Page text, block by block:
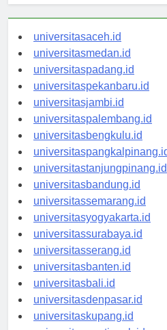
universitasaceh.id
universitasmedan.id
universitaspadang.id
universitaspekanbaru.id
universitasjambi.id
universitaspalembang.id
universitasbengkulu.id
universitaspangkalpinang.id
universitastanjungpinang.id
universitasbandung.id
universitassemarang.id
universitasyogyakarta.id
universitassurabaya.id
universitasserang.id
universitasbanten.id
universitasbali.id
universitasdenpasar.id